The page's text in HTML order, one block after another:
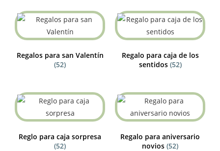
Regalos para san Valentín
(52)
Regalo para caja de los
sentidos (52)
Reglo para caja sorpresa
(52)
Regalo para aniversario
novios (52)